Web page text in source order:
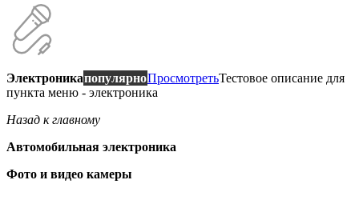
ЭлектроникапопулярноПросмотретьТестовое описание для
пункта меню - электроника
Назад к главному
Автомобильная электроника
Фото и видео камеры